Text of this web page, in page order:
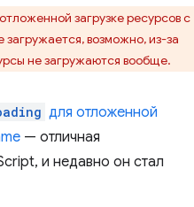
загрузке ресурсов с
возможно, из-за
не загружаются вообще.
для отложенной
— отличная
и недавно он стал